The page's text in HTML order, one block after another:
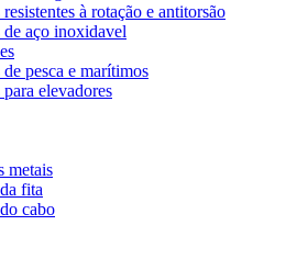
à rotação e antitorsão
de aço inoxidavel
de pesca e marítimos
para elevadores
metais
fita
cabo